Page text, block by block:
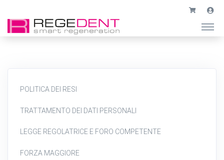
POLITICA DEI RESI
TRATTAMENTO DEI DATI PERSONALI
LEGGE REGOLATRICE E FORO COMPETENTE
FORZA MAGGIORE